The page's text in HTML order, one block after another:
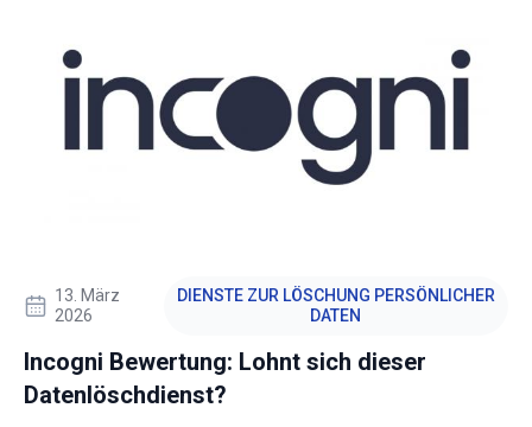
13. März
2026
DIENSTE ZUR LÖSCHUNG PERSÖNLICHER
DATEN
Incogni Bewertung: Lohnt sich dieser
Datenlöschdienst?